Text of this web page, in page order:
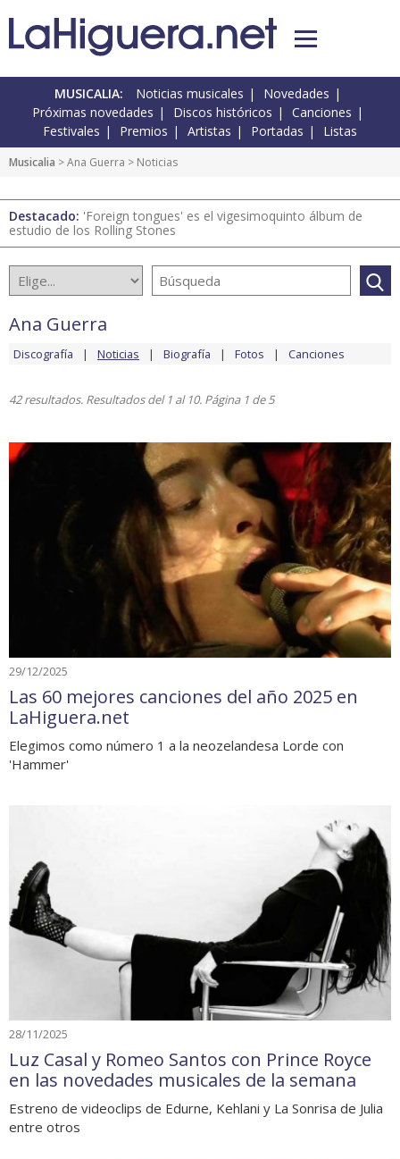
MUSICALIA: Noticias musicales
Novedades
Próximas novedades
Discos históricos
Canciones
Festivales
Premios Artistas Portadas Listas
Musicalia >Ana Guerra > Noticias
Destacado: 'Foreign tongues' es el vigesimoquinto álbum de
estudio de los Rolling Stones
Ana Guerra
Discografía Noticias Biografía Fotos Canciones
42 resultados. Resultados del 1 al 10. Página 1 de 5
29/12/2025
Las 60 mejores canciones del año 2025 en
LaHiguera.net
Elegimos como número 1 a la neozelandesa Lorde con
'Hammer'
28/11/2025
Luz Casal y Romeo Santos con Prince Royce
en las novedades musicales de la semana
Estreno de videoclips de Edurne, Kehlani y La Sonrisa de Julia
entre otros